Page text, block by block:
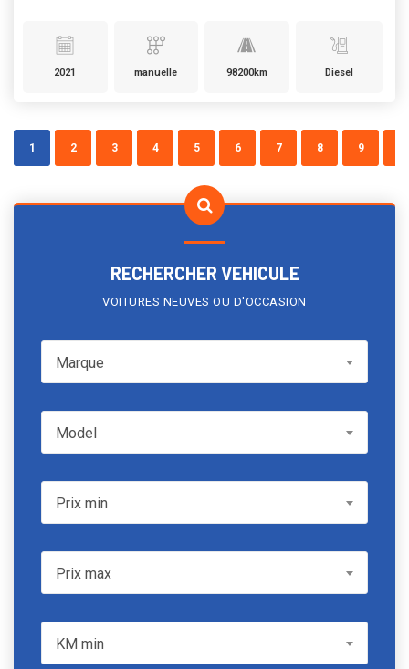
2021 manuelle 98200km Diesel
1 2 3 4 5 6 7 8 9
RECHERCHER VEHICULE
VOITURES NEUVES OU D'OCCASION
MarqueMarque
ModelModel
Prix minPrix min
Prix maxPrix max
KM min